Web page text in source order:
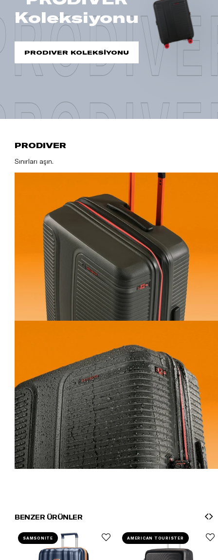
Koleksiyonu
PRODIVER KOLEKSİYONU
PRODIVER
Sınırları aşın.
BENZER ÜRÜNLER
SAMSONITE AMERICAN TOURISTER